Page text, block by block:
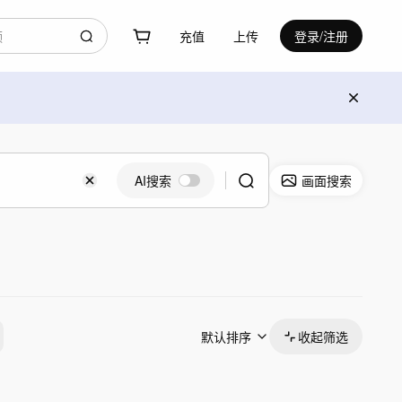
充值 上传 登录/注册
AI搜索 画面搜索
默认排序 收起筛选